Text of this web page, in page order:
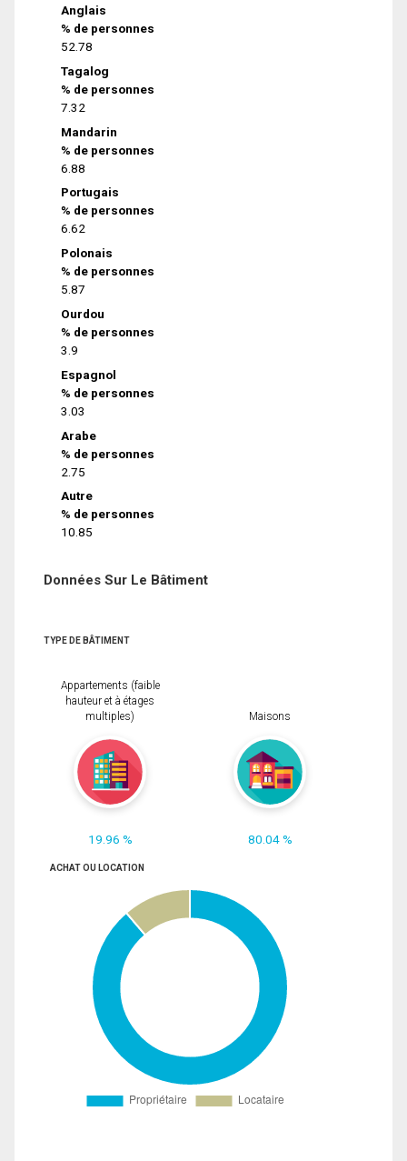
Anglais
% de personnes
52.78
Tagalog
% de personnes
7.32
Mandarin
% de personnes
6.88
Portugais
% de personnes
6.62
Polonais
% de personnes
5.87
Ourdou
% de personnes
3.9
Espagnol
% de personnes
3.03
Arabe
% de personnes
2.75
Autre
% de personnes
10.85
Données Sur Le Bâtiment
TYPE DE BÂTIMENT
Appartements (faible
hauteur et à étages
multiples)
19.96 %
Maisons
80.04 %
ACHAT OU LOCATION